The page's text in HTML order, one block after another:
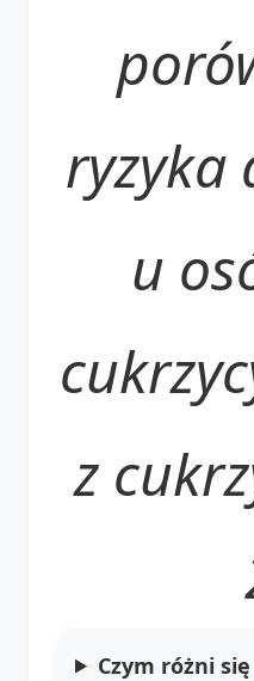
ryzyka
u
z
Czym różni